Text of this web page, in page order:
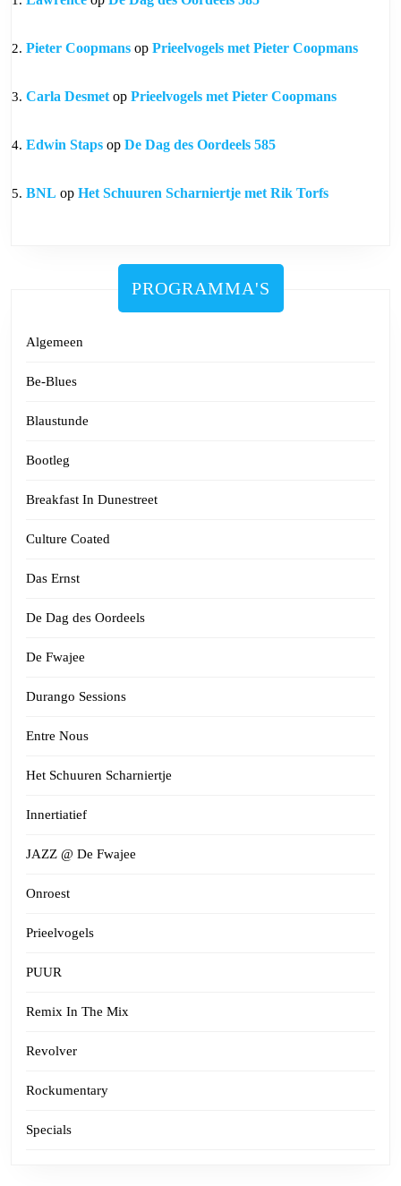
Pieter Coopmans op Prieelvogels met Pieter Coopmans
Carla Desmet op Prieelvogels met Pieter Coopmans
Edwin Staps op De Dag des Oordeels 585
BNL op Het Schuuren Scharniertje met Rik Torfs
PROGRAMMA'S
Algemeen
Be-Blues
Blaustunde
Bootleg
Breakfast In Dunestreet
Culture Coated
Das Ernst
De Dag des Oordeels
De Fwajee
Durango Sessions
Entre Nous
Het Schuuren Scharniertje
Innertiatief
JAZZ @ De Fwajee
Onroest
Prieelvogels
PUUR
Remix In The Mix
Revolver
Rockumentary
Specials